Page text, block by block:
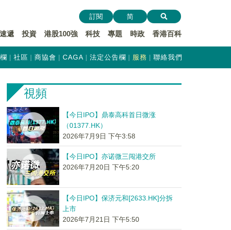
遞 投資 港股100強 科技 專題 時政 香港百科
訂閱 简
社區 商協會 CAGA 法定公告欄 服務 聯絡我們
視頻
【今日IPO】鼎泰高科首日微涨
（01377.HK）
2026年7月9日 下午3:58
【今日IPO】亦诺微三闯港交所
2026年7月20日 下午5:20
【今日IPO】保济元和[2633.HK]分拆
上市
2026年7月21日 下午5:50